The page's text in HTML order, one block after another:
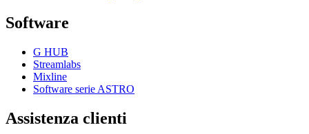
Software
G HUB
Streamlabs
Mixline
Software serie ASTRO
Assistenza clienti